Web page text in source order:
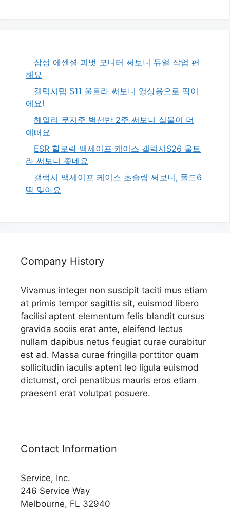
삼성 에센셜 피벗 모니터 써보니 듀얼 작업 편
해요
갤럭시탭 S11 울트라 써보니 영상용으로 딱이
에요!
헤일리 무지주 벽선반 2주 써보니 실물이 더
예뻐요
ESR 할로락 맥세이프 케이스 갤럭시S26 울트
라 써보니 좋네요
갤럭시 맥세이프 케이스 초슬림 써보니, 폴드6
딱 맞아요
Company History
Vivamus integer non suscipit taciti mus etiam
at primis tempor sagittis sit, euismod libero
facilisi aptent elementum felis blandit cursus
gravida sociis erat ante, eleifend lectus
nullam dapibus netus feugiat curae curabitur
est ad. Massa curae fringilla porttitor quam
sollicitudin iaculis aptent leo ligula euismod
dictumst, orci penatibus mauris eros etiam
praesent erat volutpat posuere.
Contact Information
Service, Inc.
246 Service Way
Melbourne, FL 32940